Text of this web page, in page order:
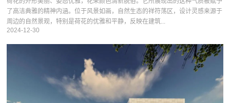
了高洁典雅的精神内涵。位于风景如画，自然生态的祥符荡区，设计灵感来源于
周边的自然景观，特别是荷花的优雅和平静，反映在建筑...
2024-12-30